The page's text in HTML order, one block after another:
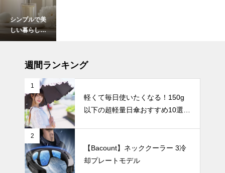
シンプルで美
しい暮らし。
北欧花瓶がつ
テリア。
炎天下の観戦
を快適に！夏
の暑さを忘れ
させる「着る
冷感」おすす
めアイテム8
インテリア小物
週間ランキング
1
軽くて毎日使いたくなる！150g
以下の超軽量日傘おすすめ10選
2
【Bacount】ネッククーラー 3冷
却プレートモデル